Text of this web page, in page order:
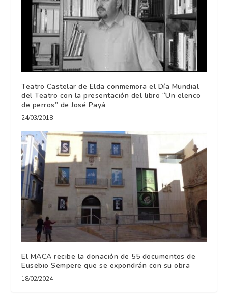
Teatro Castelar de Elda conmemora el Día Mundial
del Teatro con la presentación del libro “Un elenco
de perros” de José Payá
24/03/2018
El MACA recibe la donación de 55 documentos de
Eusebio Sempere que se expondrán con su obra
18/02/2024